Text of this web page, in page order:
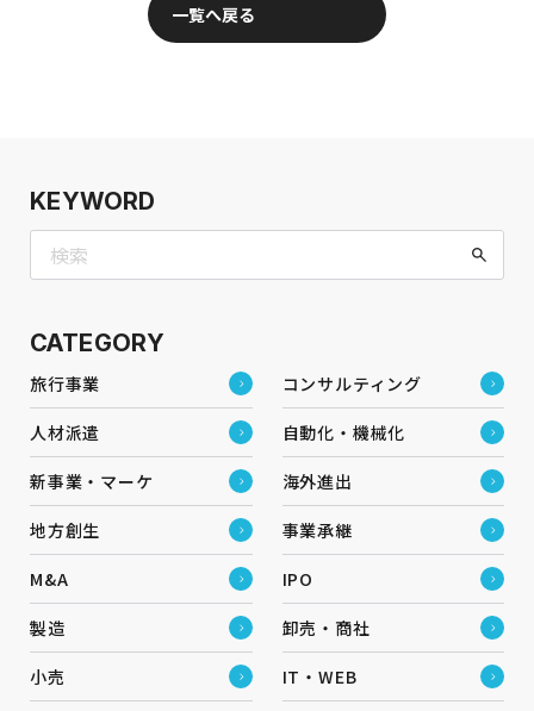
一覧へ戻る
KEYWORD
CATEGORY
旅行事業 コンサルティング
人材派遣 自動化・機械化
新事業・マーケ 海外進出
地方創生 事業承継
M&A IPO
製造 卸売・商社
小売 IT・WEB